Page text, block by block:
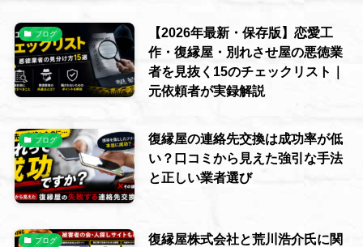
ブログ
【2026年最新・保存版】恋愛工
作・復縁屋・別れさせ屋の悪徳業
者を見抜く15のチェックリスト｜
元依頼者が実録解説
ブログ
復縁屋の連絡先交換は成功率が低
い？口コミから見えた強引な手法
と正しい業者選び
ブログ
復縁屋株式会社と荒川浩介氏に関